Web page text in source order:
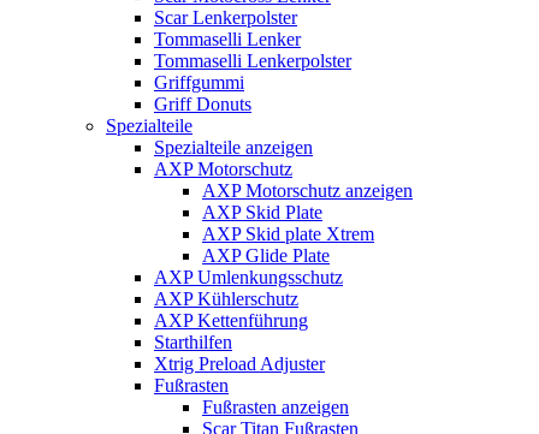
Scar Lenkerpolster
Tommaselli Lenker
Tommaselli Lenkerpolster
Griffgummi
Griff Donuts
Spezialteile
Spezialteile anzeigen
AXP Motorschutz
AXP Motorschutz anzeigen
AXP Skid Plate
AXP Skid plate Xtrem
AXP Glide Plate
AXP Umlenkungsschutz
AXP Kühlerschutz
AXP Kettenführung
Starthilfen
Xtrig Preload Adjuster
Fußrasten
Fußrasten anzeigen
Scar Titan Fußrasten